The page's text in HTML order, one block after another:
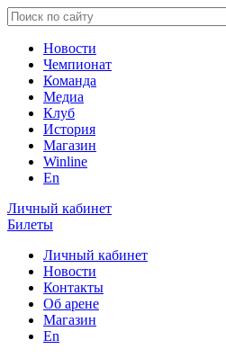
Новости
Чемпионат
Команда
Медиа
Клуб
История
Магазин
Winline
En
Личный кабинет
Билеты
Личный кабинет
Новости
Контакты
Об арене
Магазин
En